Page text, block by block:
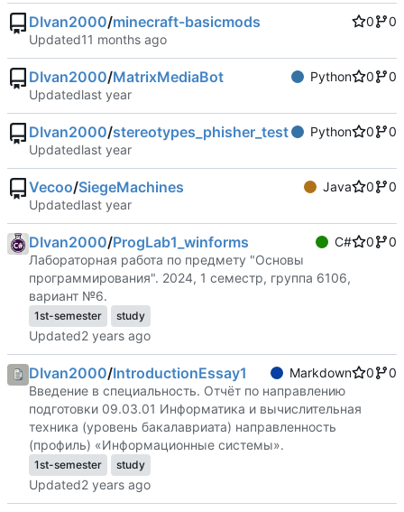
DIvan2000/minecraft-basicmods 0
0
Updated
DIvan2000/MatrixMediaBot Python 0
0
Updated
DIvan2000/stereotypes_phisher_test Python 0
0
Updated
Vecoo/SiegeMachines Java 0
0
Updated
DIvan2000/ProgLab1_winforms C# 0
0
Лабораторная работа по предмету "Основы
программирования". 2024, 1 семестр, группа 6106,
вариант №6.
1st-semester study
Updated
DIvan2000/IntroductionEssay1 Markdown 0
0
Введение в специальность. Отчёт по направлению
подготовки 09.03.01 Информатика и вычислительная
техника (уровень бакалавриата) направленность
(профиль) «Информационные системы».
1st-semester study
Updated